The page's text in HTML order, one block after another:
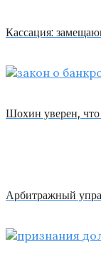
Кассация:
Шохин уверен,
Арбитражный